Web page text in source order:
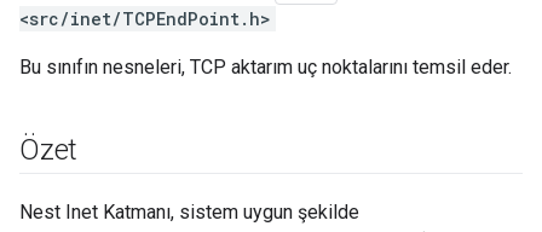
<src/inet/TCPEndPoint.h>
Bu sınıfın nesneleri, TCP aktarım uç noktalarını temsil eder.
Özet
Nest Inet Katmanı, sistem uygun şekilde